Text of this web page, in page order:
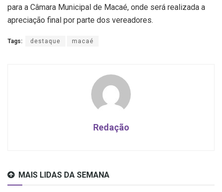
para a Câmara Municipal de Macaé, onde será realizada a
apreciação final por parte dos vereadores.
Tags: destaque macaé
Redação
MAIS LIDAS DA SEMANA